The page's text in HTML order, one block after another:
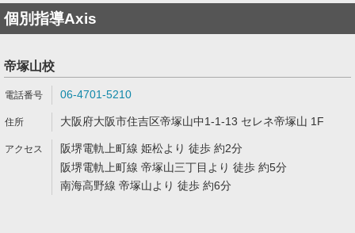
個別指導Axis
帝塚山校
06-4701-5210
大阪府大阪市住吉区帝塚山中1-1-13 セレネ帝塚山 1F
阪堺電軌上町線 姫松より 徒歩 約2分
阪堺電軌上町線 帝塚山三丁目より 徒歩 約5分
南海高野線 帝塚山より 徒歩 約6分